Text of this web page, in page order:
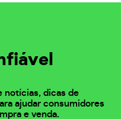
notícias, dicas de
ajudar consumidores
e venda.